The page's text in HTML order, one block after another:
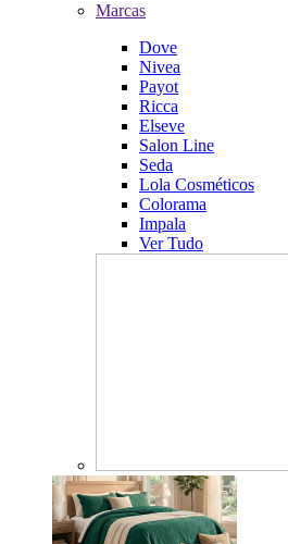
Marcas
Dove
Nivea
Payot
Ricca
Elseve
Salon Line
Seda
Lola Cosméticos
Colorama
Impala
Ver Tudo